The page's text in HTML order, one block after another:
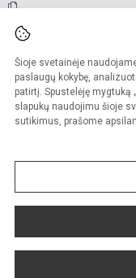
Šioje svetainėje
paslaugų kokybę,
patirtį. Spustelėję mygtuką
slapukų naudojimu šioje
sutikimus, prašome
Visos teisės saugomos.
Sumanus būdas